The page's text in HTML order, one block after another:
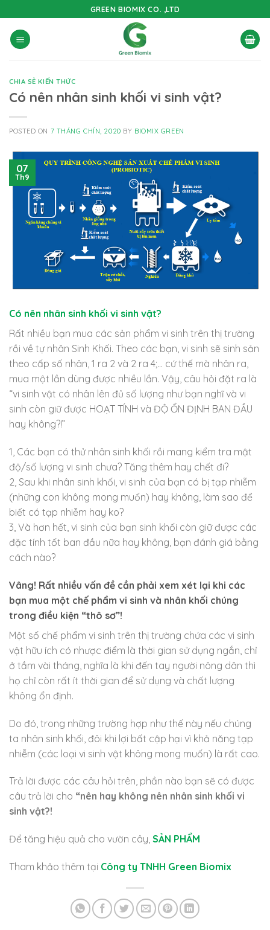
to
content
GREEN BIOMIX CO. ,LTD
CHIA SẺ KIẾN THỨC
Có nên nhân sinh khối vi sinh vật?
POSTED ON 7 THÁNG CHÍN, 2020 BY BIOMIX GREEN
07
Th9
Có nên nhân sinh khối vi sinh vật?
Rất nhiều bạn mua các sản phẩm vi sinh trên thị trường
rồi về tự nhân Sinh Khối. Theo các bạn, vi sinh sẽ sinh sản
theo cấp số nhân, 1 ra 2 và 2 ra 4;… cứ thế mà nhân ra,
mua một lần dùng được nhiều lần. Vậy, câu hỏi đặt ra là
“vi sinh vật có nhân lên đủ số lượng như bạn nghĩ và vi
sinh còn giữ được HOẠT TÍNH và ĐỘ ỔN ĐỊNH BAN ĐẦU
hay không?!”
1, Các bạn có thử nhân sinh khối rồi mang kiểm tra mật
độ/số lượng vi sinh chưa? Tăng thêm hay chết đi?
2, Sau khi nhân sinh khối, vi sinh của bạn có bị tạp nhiễm
(những con không mong muốn) hay không, làm sao để
biết có tạp nhiễm hay ko?
3, Và hơn hết, vi sinh của bạn sinh khối còn giữ được các
đặc tính tốt ban đầu nữa hay không, bạn đánh giá bằng
cách nào?
Vâng! Rất nhiều vấn đề cần phải xem xét lại khi các
bạn mua một chế phẩm vi sinh và nhân khối chúng
trong điều kiện “thô sơ”!
Một số chế phẩm vi sinh trên thị trường chứa các vi sinh
vật hữu ích có nhược điểm là thời gian sử dụng ngắn, chỉ
ở tầm vài tháng, nghĩa là khi đến tay người nông dân thì
họ chỉ còn rất ít thời gian để sử dụng và chất lượng
không ổn định.
Do đó, trong những trường hợp như thế này nếu chúng
ta nhân sinh khối, đôi khi lợi bất cập hại vì khả năng tạp
nhiễm (các loại vi sinh vật không mong muốn) là rất cao.
Trả lời được các câu hỏi trên, phần nào bạn sẽ có được
câu trả lời cho “nên hay không nên nhân sinh khối vi
sinh vật?!
Để tăng hiệu quả cho vườn cây, SẢN PHẨM
Tham khảo thêm tại Công ty TNHH Green Biomix